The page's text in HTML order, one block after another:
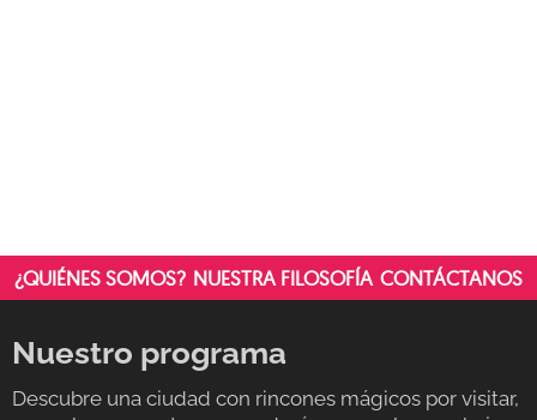
¿QUIÉNES SOMOS? NUESTRA FILOSOFÍA CONTÁCTANOS
Nuestro programa
Descubre una ciudad con rincones mágicos por visitar,